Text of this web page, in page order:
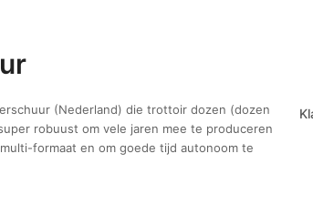
(Nederland) die trottoir dozen (dozen
robuust om vele jaren mee te produceren
formaat en om goede tijd autonoom te